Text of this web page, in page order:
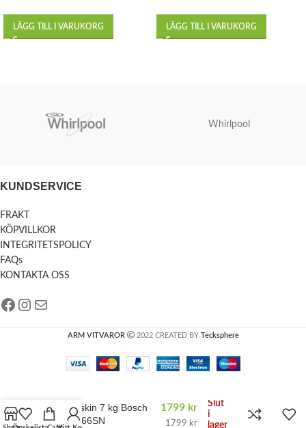
LÄGG TILL I VARUKORG LÄGG TILL I VARUKORG
Whirlpool
KUNDSERVICE
FRAKT
KÖPVILLKOR
INTEGRITETSPOLICY
FAQs
KONTAKTA OSS
ARM VITVAROR 2022 CREATED BY Tecksphere
Tvättmaskin 7 kg Bosch
WAE28466SN
1799 kr
1799 kr
Slut
i
lager